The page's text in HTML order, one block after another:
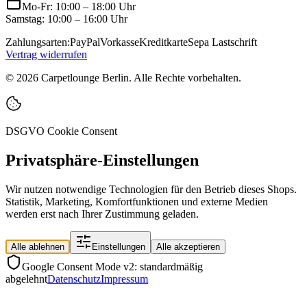
Mo-Fr: 10:00 – 18:00 Uhr
Samstag: 10:00 – 16:00 Uhr
Zahlungsarten:PayPalVorkasseKreditkarteSepa Lastschrift
Vertrag widerrufen
© 2026 Carpetlounge Berlin. Alle Rechte vorbehalten.
DSGVO Cookie Consent
Privatsphäre-Einstellungen
Wir nutzen notwendige Technologien für den Betrieb dieses Shops.
Statistik, Marketing, Komfortfunktionen und externe Medien
werden erst nach Ihrer Zustimmung geladen.
Alle ablehnen Einstellungen Alle akzeptieren
Google Consent Mode v2: standardmäßig
abgelehntDatenschutzImpressum